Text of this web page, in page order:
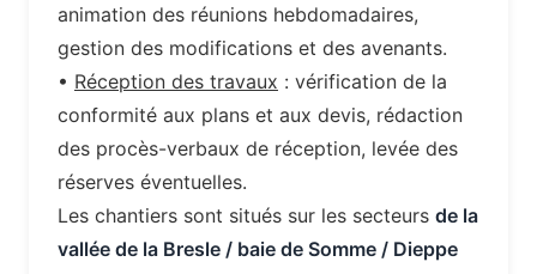
animation des réunions hebdomadaires,
gestion des modifications et des avenants.
• Réception des travaux : vérification de la
conformité aux plans et aux devis, rédaction
des procès-verbaux de réception, levée des
réserves éventuelles.
Les chantiers sont situés sur les secteurs de la
vallée de la Bresle / baie de Somme / Dieppe